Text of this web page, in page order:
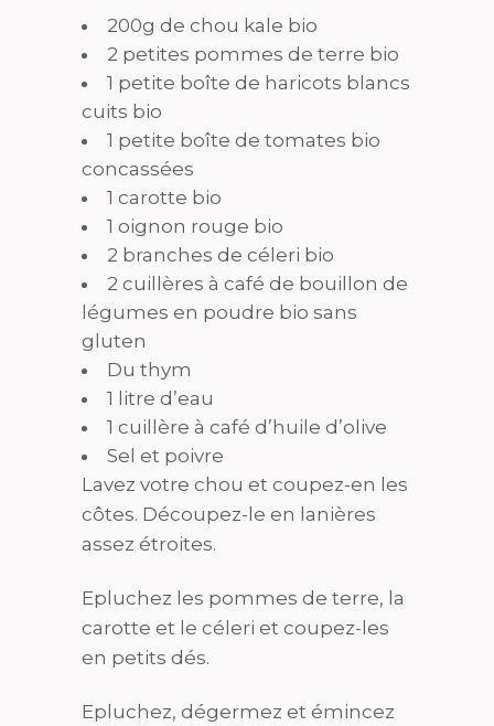
200g de chou kale bio
2 petites pommes de terre bio
1 petite boîte de haricots blancs
cuits bio
1 petite boîte de tomates bio
concassées
1 carotte bio
1 oignon rouge bio
2 branches de céleri bio
2 cuillères à café de bouillon de
légumes en poudre bio sans
gluten
Du thym
1 litre d’eau
1 cuillère à café d’huile d’olive
Sel et poivre
Lavez votre chou et coupez-en les
côtes. Découpez-le en lanières
assez étroites.
Epluchez les pommes de terre, la
carotte et le céleri et coupez-les
en petits dés.
Epluchez, dégermez et émincez